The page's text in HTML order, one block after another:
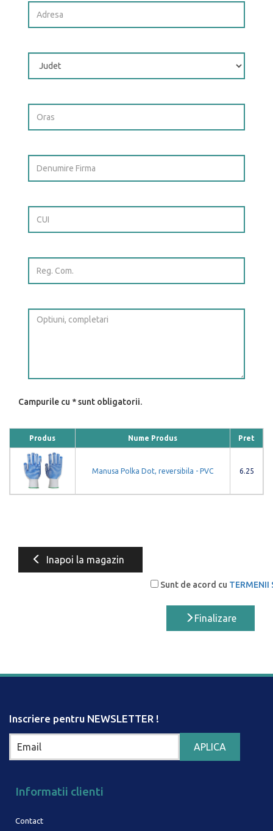
Campurile cu * sunt obligatorii.
Produs Nume Produs Pret
Manusa Polka Dot, reversibila - PVC 6.25
Inapoi la magazin
Sunt de acord cu TERMENII
Finalizare
Inscriere pentru NEWSLETTER !
Informatii clienti
Contact